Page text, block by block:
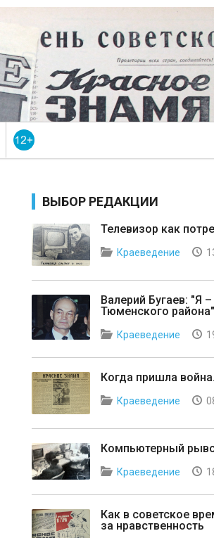
ВЫБОР РЕДАКЦИИ
Телевизор как
Краеведение
Валерий Бугаев: "Я
Тюменского района"
Краеведение
Когда пришла
Краеведение
Компьютерный
Краеведение
Как в советское
за нравственность